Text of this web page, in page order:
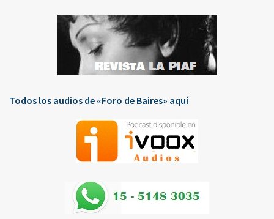
Todos los audios de «Foro de Baires» aquí